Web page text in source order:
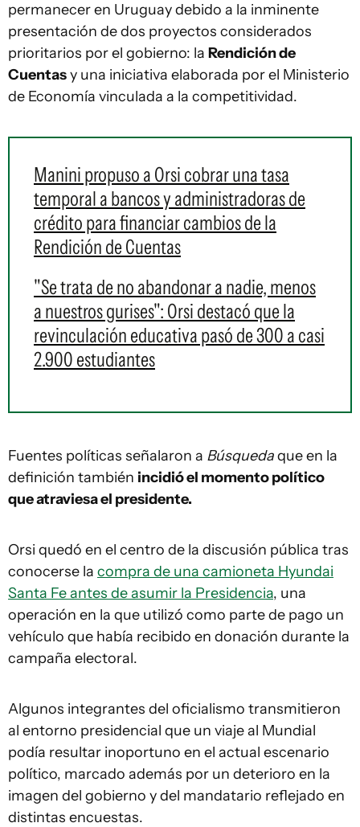
permanecer en Uruguay debido a la inminente
presentación de dos proyectos considerados
prioritarios por el gobierno: la Rendición de
Cuentasy una iniciativa elaborada por el Ministerio
de Economía vinculada a la competitividad.
Manini propuso a Orsi cobrar una tasa
temporal a bancos y administradoras de
crédito para financiar cambios de la
Rendición de Cuentas
"Se trata de no abandonar a nadie, menos
a nuestros gurises": Orsi destacó que la
revinculación educativa pasó de 300 a casi
2.900 estudiantes
Fuentes políticas señalaron a Búsquedaque en la
definición también incidió el momento político
que atraviesa el presidente.
Orsi quedó en el centro de la discusión pública tras
conocerse la compra de una camioneta Hyundai
Santa Fe antes de asumir la Presidencia, una
operación en la que utilizó como parte de pago un
vehículo que había recibido en donación durante la
campaña electoral.
Algunos integrantes del oficialismo transmitieron
al entorno presidencial que un viaje al Mundial
podía resultar inoportuno en el actual escenario
político, marcado además por un deterioro en la
imagen del gobierno y del mandatario reflejado en
distintas encuestas.